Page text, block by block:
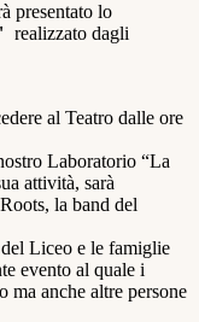
presentato lo
realizzato dagli
al Teatro dalle ore
Laboratorio “La
attività, sarà
la band del
Liceo e le famiglie
evento al quale i
ma anche altre persone